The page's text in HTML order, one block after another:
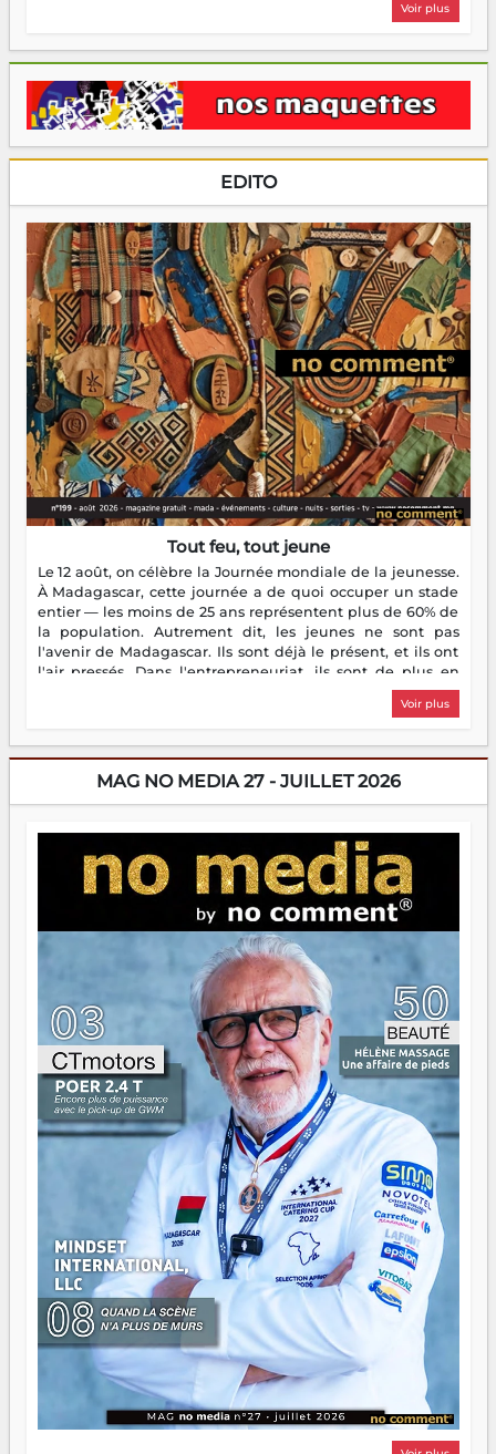
Voir plus
EDITO
Tout feu, tout jeune
Le 12 août, on célèbre la Journée mondiale de la jeunesse.
À Madagascar, cette journée a de quoi occuper un stade
entier — les moins de 25 ans représentent plus de 60% de
la population. Autrement dit, les jeunes ne sont pas
l'avenir de Madagascar. Ils sont déjà le présent, et ils ont
l'air pressés. Dans l'entrepreneuriat, ils sont de plus en
plus nombreux à se lancer, à créer, à risquer — souvent
sans filet, souvent sans aide, mais toujours avec cette
dorment vraiment la nuit. En culture, les nouvelles sont
encore meilleures. Aina Rasamoelina vient de décrocher le
Prix RFI Instrumental Afrique. Miangaly Elia rafle le Prix
jeunes qui tiennent la torche. Alors oui, on pourrait
s'arrêter là, applaudir et rentrer chez soi satisfait. Mais ce
serait passer à côté d'une chose essentielle. La fougue, ça
brûle fort — et parfois, ça brûle vite. Une flamme sans
direction peut éclairer autant qu'elle peut consumer. C'est
là que les aînés entrent en scène — pas pour reprendre le
gouvernail, mais pour montrer où sont les récifs. Les jeunes
ont la force, les vieux ont l'expérience, comme on dit. Ce
n'est pas un combat de générations — c'est une question
d'équipage. Partagez vos réussites, mais aussi vos échecs.
Surtout vos échecs, d'ailleurs — ils enseignent mieux que
n'importe quel manuel. À Madagascar, la barque avance.
Il faut juste s'assurer que tout le monde rame dans le
même sens.
Voir plus
MAG NO MEDIA 27 - JUILLET 2026